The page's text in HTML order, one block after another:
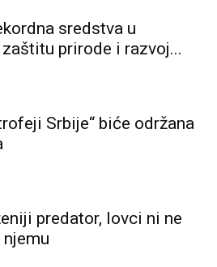
sredstva u
prirode i razvoj...
Srbije“ biće održana
predator, lovci ni ne